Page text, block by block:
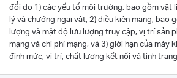
đổi do 1) các yếu tố môi trường, bao gồm vật
lý và chướng ngại vật, 2) điều kiện mạng, bao
lượng và mật độ lưu lượng truy cập, vị trí sản
mạng và chi phí mạng, và 3) giới hạn của máy
định mức, vị trí, chất lượng kết nối và tình